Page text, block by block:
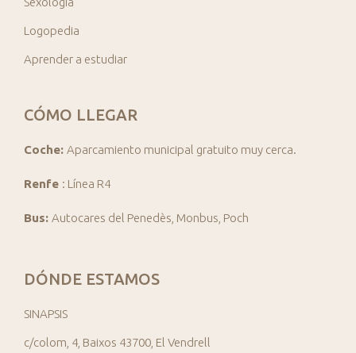
Logopedia
Aprender a estudiar
CÓMO LLEGAR
Coche: Aparcamiento municipal gratuito muy cerca.
Renfe : Línea R4
Bus: Autocares del Penedès, Monbus, Poch
DÓNDE ESTAMOS
SINAPSIS
c/colom, 4, Baixos 43700, El Vendrell